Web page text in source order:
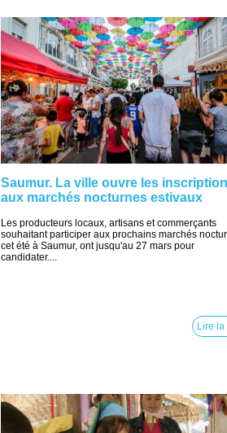
Saumur. La ville ouvre les
aux marchés nocturnes estivaux
Les producteurs locaux, artisans et commerçants
souhaitant participer aux prochains marchés
cet été à Saumur, ont jusqu'au 27 mars pour
candidater....
Lire la